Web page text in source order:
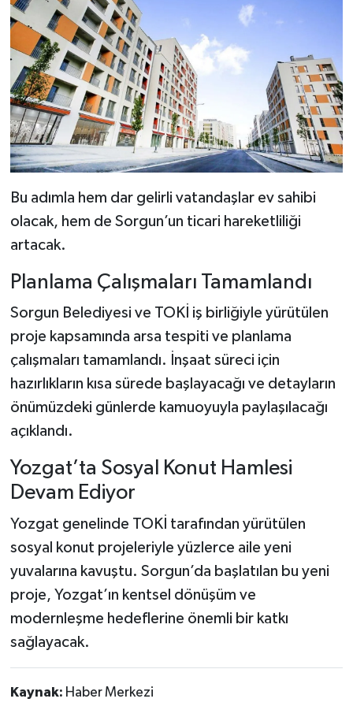
Bu adımla hem dar gelirli vatandaşlar ev sahibi
olacak, hem de Sorgun’un ticari hareketliliği
artacak.
Planlama Çalışmaları Tamamlandı
Sorgun Belediyesi ve TOKİ iş birliğiyle yürütülen
proje kapsamında arsa tespiti ve planlama
çalışmaları tamamlandı. İnşaat süreci için
hazırlıkların kısa sürede başlayacağı ve detayların
önümüzdeki günlerde kamuoyuyla paylaşılacağı
açıklandı.
Yozgat’ta Sosyal Konut Hamlesi
Devam Ediyor
Yozgat genelinde TOKİ tarafından yürütülen
sosyal konut projeleriyle yüzlerce aile yeni
yuvalarına kavuştu. Sorgun’da başlatılan bu yeni
proje, Yozgat’ın kentsel dönüşüm ve
modernleşme hedeflerine önemli bir katkı
sağlayacak.
Kaynak: Haber Merkezi